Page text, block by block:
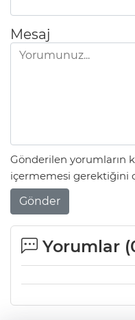
Mesaj
Gönderilen yorumların
içermemesi gerektiğini
Gönder
Yorumlar (